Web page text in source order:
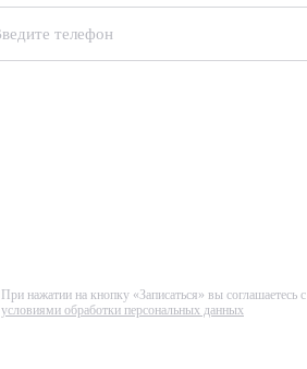
При нажатии на кнопку «Записаться» вы соглашаетесь с
условиями обработки персональных данных